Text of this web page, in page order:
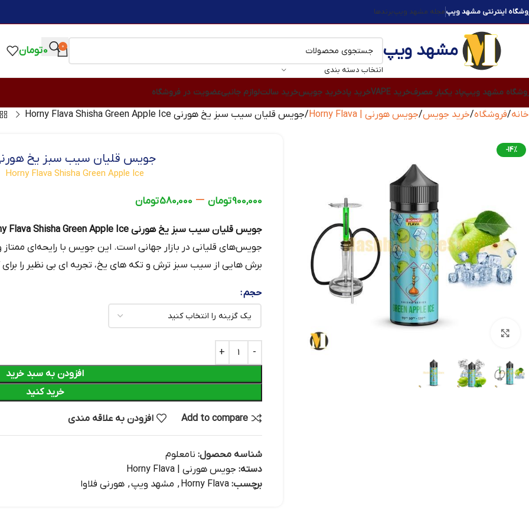
اینترنتی مشهد ویپمجله مشهد ویپبرندها
مشهد ویپ
انتخاب دسته بندی
0
0تومان
مشهد ویپپاد یکبار مصرفخرید VAPE خرید پادخرید جویسخرید سالتلوازم جانبیعضویت در فروشگاه
خانه فروشگاه خرید جویس جویس هورنی | Horny Flava جویس قلیان سیب سبز یخ هورنی Horny Flava Shisha Green Apple Ice
-14%
جویس قلیان سیب سبز یخ
Horny Flava Shisha Green Apple Ice
900,000تومان –
580,000تومان
جویس قلیان سیب سبز یخ هورنی Horny Flava Shisha Green Apple Ice
جویس‌های قلیانی در بازار جهانی است. این جویس با رایحه‌ای ممتاز
برش‌ هایی از سیب سبز ترش و تکه‌ های یخ، تجربه‌ ای بی‌ نظیر را برای
حجم
افزودن به سبد خرید
خرید کنید
Add to compare افزودن به علاقه مندی
شناسه محصول: نامعلوم
دسته: جویس هورنی | Horny Flava
برچسب: Horny Flava
, مشهد ویپ, هورنی فلاوا